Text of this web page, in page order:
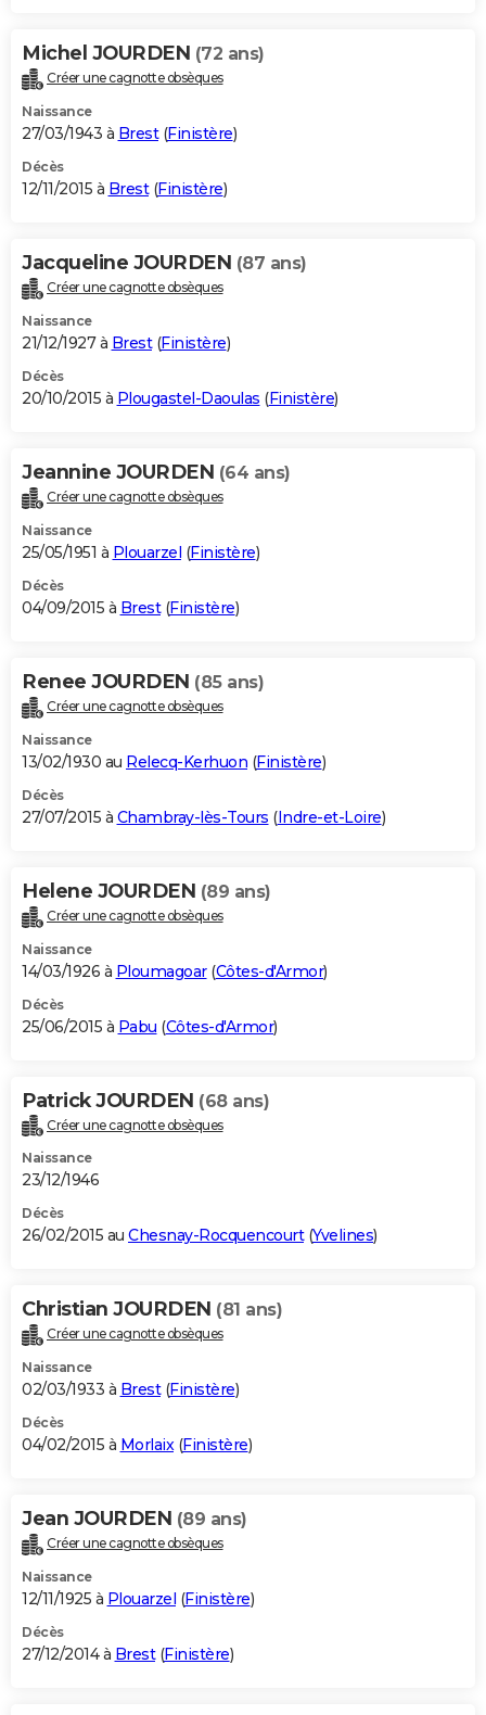
Michel JOURDEN (72 ans)
Créer une cagnotte obsèques
Naissance
27/03/1943 à Brest(Finistère)
Décès
12/11/2015 à Brest(Finistère)
Jacqueline JOURDEN (87 ans)
Créer une cagnotte obsèques
Naissance
21/12/1927 à Brest(Finistère)
Décès
20/10/2015 à Plougastel-Daoulas (Finistère)
Jeannine JOURDEN (64 ans)
Créer une cagnotte obsèques
Naissance
25/05/1951 à Plouarzel (Finistère)
Décès
04/09/2015 à Brest(Finistère)
Renee JOURDEN (85 ans)
Créer une cagnotte obsèques
Naissance
13/02/1930 au Relecq-Kerhuon (Finistère)
Décès
27/07/2015 à Chambray-lès-Tours (Indre-et-Loire)
Helene JOURDEN (89 ans)
Créer une cagnotte obsèques
Naissance
14/03/1926 à Ploumagoar(Côtes-d'Armor)
Décès
25/06/2015 à Pabu (Côtes-d'Armor)
Patrick JOURDEN (68 ans)
Créer une cagnotte obsèques
Naissance
23/12/1946
Décès
26/02/2015 au Chesnay-Rocquencourt(Yvelines)
Christian JOURDEN (81 ans)
Créer une cagnotte obsèques
Naissance
02/03/1933 à Brest(Finistère)
Décès
04/02/2015 à Morlaix(Finistère)
Jean JOURDEN (89 ans)
Créer une cagnotte obsèques
Naissance
12/11/1925 à Plouarzel (Finistère)
Décès
27/12/2014 à Brest(Finistère)